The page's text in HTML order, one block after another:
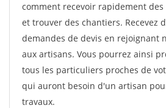
comment recevoir rapidement
et trouver des chantiers. Recevez
demandes de devis en rejoignant
aux artisans. Vous pourrez ainsi
tous les particuliers proches de
qui auront besoin d'un artisan
travaux.